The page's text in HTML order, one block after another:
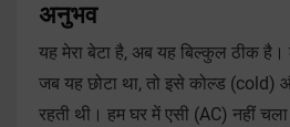
अनुभव
यह मेरा बेटा है, अब यह बिल्कुल ठीक
जब यह छोटा था, तो इसे कोल्ड (cold)
रहती थी। हम घर में एसी (AC) नहीं